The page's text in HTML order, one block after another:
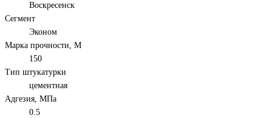
Воскресенск
Сегмент
Эконом
Марка прочности, М
150
Тип штукатурки
цементная
Адгезия, МПа
0.5